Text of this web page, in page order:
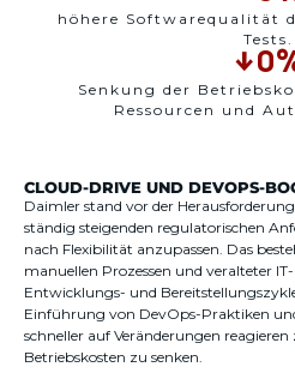
höhere Softwarequalität
Tests.
↓0
Senkung der
Ressourcen und
CLOUD-DRIVE UND DEVOPS-
Daimler stand vor der
ständig steigenden regulatorischen
nach Flexibilität anzupassen. Das
manuellen Prozessen und veralteter
Entwicklungs- und
Einführung von DevOps-Praktiken
schneller auf Veränderungen
Betriebskosten zu senken.